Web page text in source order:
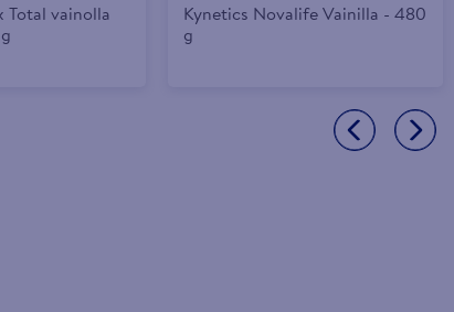
Total vainolla
Kynetics Novalife Vainilla - 480
g